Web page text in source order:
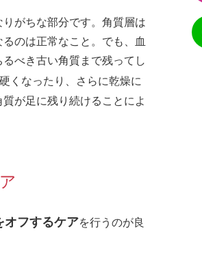
がちな部分です。角質層は
のは正常なこと。でも、血
べき古い角質まで残ってし
くなったり、さらに乾燥に
が足に残り続けることによ
オフするケアを行うのが良